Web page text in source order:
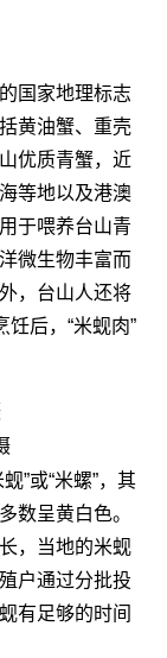
国家地理标志
黄油蟹、重壳
优质青蟹，近
等地以及港澳
于喂养台山青
微生物丰富而
，台山人还将
饪后，“米蚬肉”
”或“米螺”，其
数呈黄白色。
，当地的米蚬
户通过分批投
有足够的时间